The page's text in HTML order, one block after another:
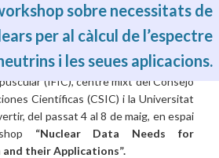
sobre necessitats de
per al càlcul de l’espectre
i les seues aplicacions.
(IFIC), centre mixt del Consejo
Científicas (CSIC) i la Universitat
del passat 4 al 8 de maig, en espai
“Nuclear Data Needs for
their Applications”.